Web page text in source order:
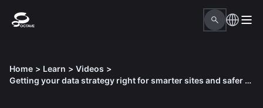
Home > Learn > Videos >
Getting your data strategy right for smarter sites and safer operations